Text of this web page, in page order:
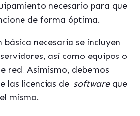
necesario para que
de forma óptima.
necesaria se incluyen
así como equipos o
red. Asimismo, debemos
las licencias del software que
mismo.